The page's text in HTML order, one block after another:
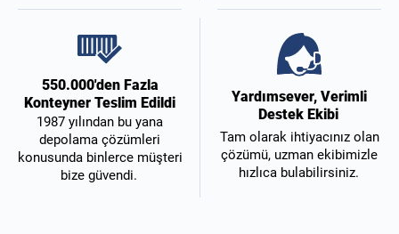
550.000'den Fazla
Konteyner Teslim Edildi
1987 yılından bu yana
depolama çözümleri
konusunda binlerce müşteri
bize güvendi.
Yardımsever, Verimli
Destek Ekibi
Tam olarak ihtiyacınız olan
çözümü, uzman ekibimizle
hızlıca bulabilirsiniz.